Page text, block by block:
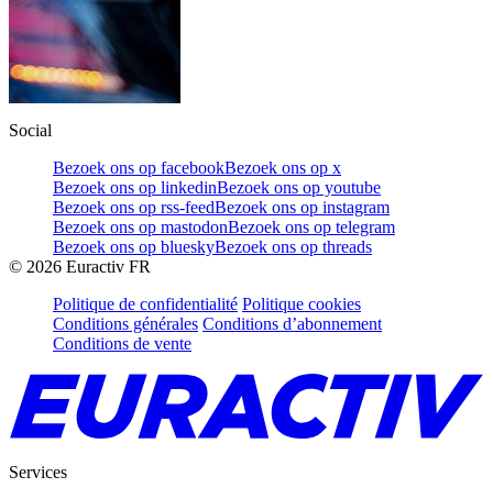
Social
Bezoek ons op facebookBezoek ons op x
Bezoek ons op linkedinBezoek ons op youtube
Bezoek ons op rss-feedBezoek ons op instagram
Bezoek ons op mastodonBezoek ons op telegram
Bezoek ons op blueskyBezoek ons op threads
© 2026 Euractiv FR
Politique de confidentialité Politique cookies
Conditions générales Conditions d’abonnement
Conditions de vente
Services